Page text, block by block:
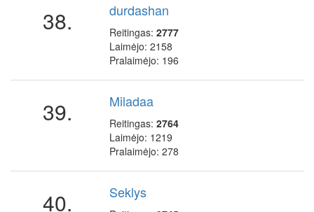
38. durdashan
Reitingas: 2777
Laimėjo: 2158
Pralaimėjo: 196
39. Miladaa
Reitingas: 2764
Laimėjo: 1219
Pralaimėjo: 278
40. Seklys